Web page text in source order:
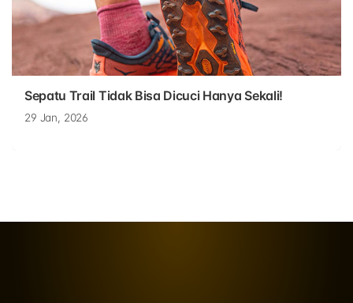
Sepatu Trail Tidak Bisa Dicuci Hanya Sekali!
29 Jan, 2026